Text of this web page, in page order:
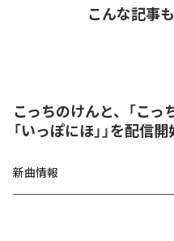
こんな記事
こっちのけんと、「こ
「いっぽにほ」」を配信開
新曲情報